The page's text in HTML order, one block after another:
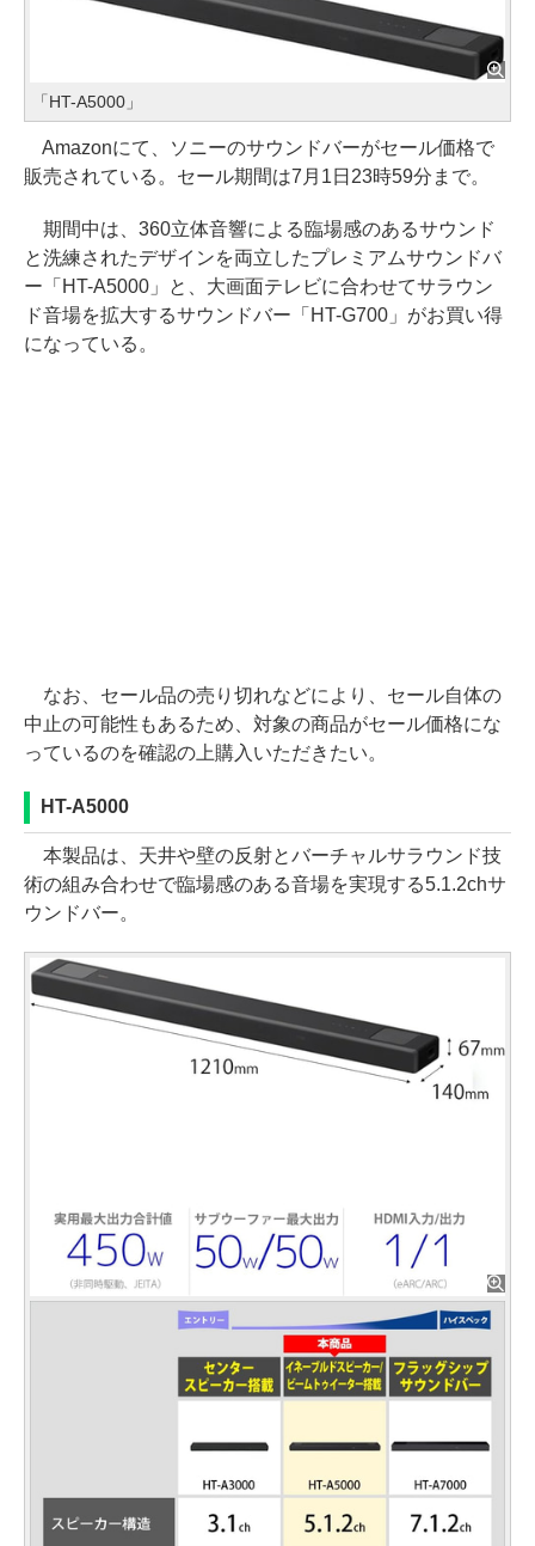
「HT-A5000」
Amazonにて、ソニーのサウンドバーがセール価格で
販売されている。セール期間は7月1日23時59分まで。
期間中は、360立体音響による臨場感のあるサウンド
と洗練されたデザインを両立したプレミアムサウンドバ
ー「HT-A5000」と、大画面テレビに合わせてサラウン
ド音場を拡大するサウンドバー「HT-G700」がお買い得
になっている。
なお、セール品の売り切れなどにより、セール自体の
中止の可能性もあるため、対象の商品がセール価格にな
っているのを確認の上購入いただきたい。
HT-A5000
本製品は、天井や壁の反射とバーチャルサラウンド技
術の組み合わせで臨場感のある音場を実現する5.1.2chサ
ウンドバー。